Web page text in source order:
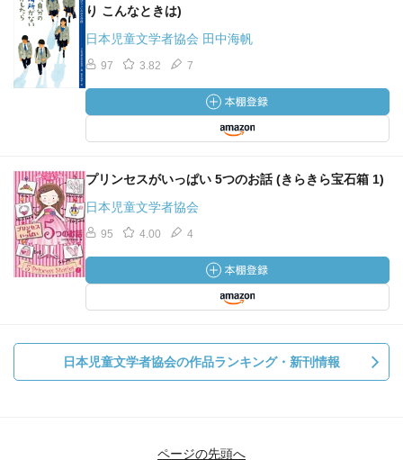
り こんなときは)
日本児童文学者協会 田中海帆
97 3.82 7
プリンセスがいっぱい 5つのお話 (きらきら宝石箱 1)
日本児童文学者協会
95 4.00 4
日本児童文学者協会の作品ランキング・新刊情報
ページの先頭へ